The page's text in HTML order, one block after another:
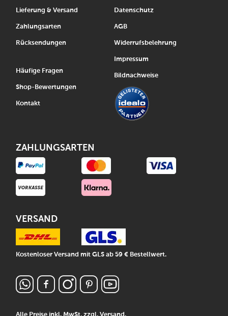
Lieferung & Versand
Zahlungsarten
Rücksendungen
Häufige Fragen
Shop-Bewertungen
Kontakt
Alle Preise inkl. MwSt, zzgl.Versand.
Datenschutz
AGB
Widerrufsbelehrung
Impressum
Bildnachweise
ZAHLUNGSARTEN
VERSAND
Kostenloser Versand mit GLS ab 59 € Bestellwert.